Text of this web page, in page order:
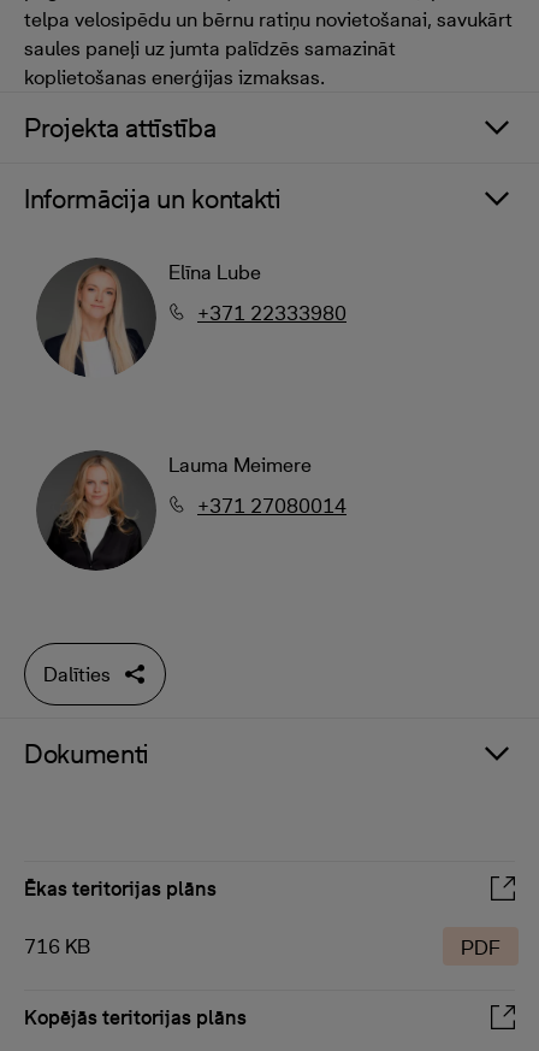
telpa velosipēdu un bērnu ratiņu novietošanai, savukārt
saules paneļi uz jumta palīdzēs samazināt
koplietošanas enerģijas izmaksas.
Projekta attīstība
Informācija un kontakti
Elīna Lube
+371 22333980
Lauma Meimere
+371 27080014
Dalīties
Dokumenti
Ēkas teritorijas plāns
716 KB PDF
Kopējās teritorijas plāns